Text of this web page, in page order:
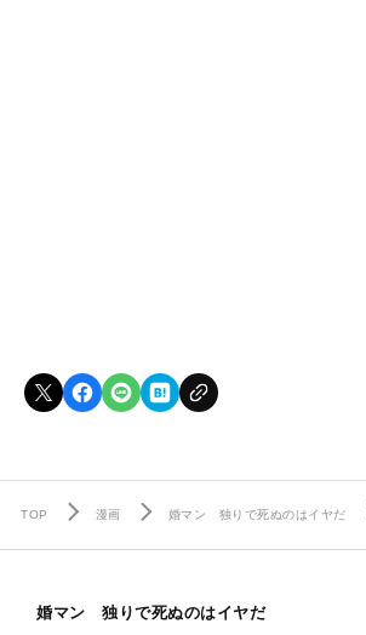
TOP 漫画 婚マン 独りで死ぬのはイヤだ
婚マン 独りで死ぬのはイヤだ